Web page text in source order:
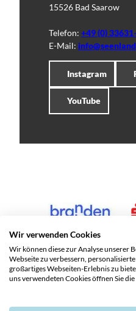
15526 Bad Saarow
Telefon: +49 (0)
E-Mail:
Instagram
YouTube
Wir verwenden Cookies
Wir können diese zur Analyse unserer
Webseite zu verbessern,
großartiges Webseiten-Erlebnis zu
uns verwendeten Cookies öffnen Sie